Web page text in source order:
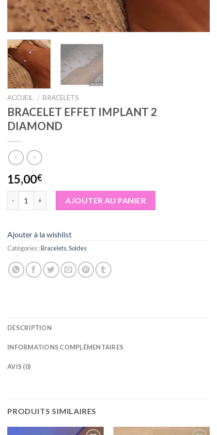
ACCUEIL / BRACELETS
BRACELET EFFET IMPLANT 2
DIAMOND
15,00€
AJOUTER AU PANIER
Ajouter à la wishlist
Catégories :Bracelets,Soldes
DESCRIPTION
INFORMATIONS COMPLÉMENTAIRES
AVIS (0)
PRODUITS SIMILAIRES